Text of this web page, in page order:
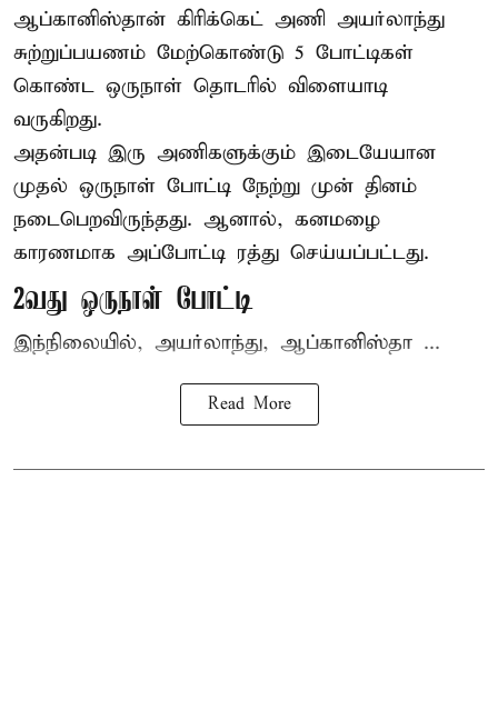
ஆப்கானிஸ்தான் கிரிக்கெட் அணி அயர்லாந்து
சுற்றுப்பயணம் மேற்கொண்டு 5 போட்டிகள்
கொண்ட ஒருநாள் தொடரில் விளையாடி
வருகிறது.
அதன்படி இரு அணிகளுக்கும் இடையேயான
முதல் ஒருநாள் போட்டி நேற்று முன் தினம்
நடைபெறவிருந்தது. ஆனால், கனமழை
காரணமாக அப்போட்டி ரத்து செய்யப்பட்டது.
2வது ஒருநாள் போட்டி
இந்நிலையில், அயர்லாந்து, ஆப்கானிஸ்தா ...
Read More